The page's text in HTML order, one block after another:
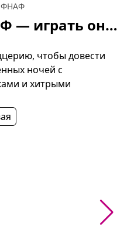
ФНАФ
Симулятор Спрингтрапа ФНАФ — играть онлайн бесплатно
чтобы довести
ночей с
и хитрыми